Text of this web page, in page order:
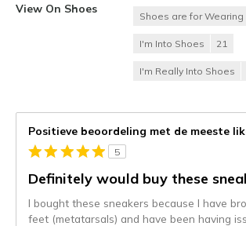
View On Shoes
Shoes are for Wearing
I'm Into Shoes 21
I'm Really Into Shoes
Positieve beoordeling met de meeste
5
Definitely would buy these
I bought these sneakers because I have
feet (metatarsals) and have been having